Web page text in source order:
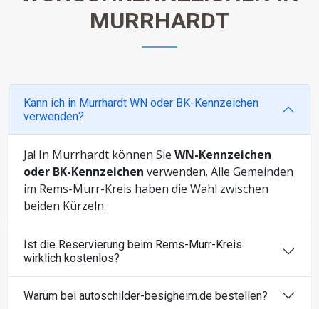
MURRHARDT
Kann ich in Murrhardt WN oder BK-Kennzeichen
verwenden?
Ja! In Murrhardt können Sie WN-Kennzeichen
oder BK-Kennzeichen verwenden. Alle Gemeinden
im Rems-Murr-Kreis haben die Wahl zwischen
beiden Kürzeln.
Ist die Reservierung beim Rems-Murr-Kreis
wirklich kostenlos?
Warum bei autoschilder-besigheim.de bestellen?